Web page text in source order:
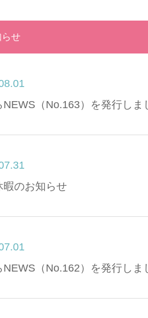
せ
NEWS（No.163）を発行しま
暇のお知らせ
NEWS（No.162）を発行しま